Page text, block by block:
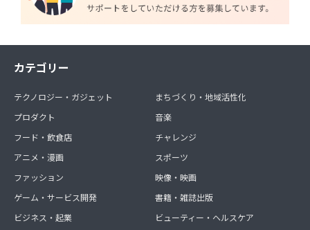
カテゴリー
テクノロジー・ガジェット
プロダクト
フード・飲食店
アニメ・漫画
ファッション
ゲーム・サービス開発
ビジネス・起業
まちづくり・地域活性化
音楽
チャレンジ
スポーツ
映像・映画
書籍・雑誌出版
ビューティー・ヘルスケア